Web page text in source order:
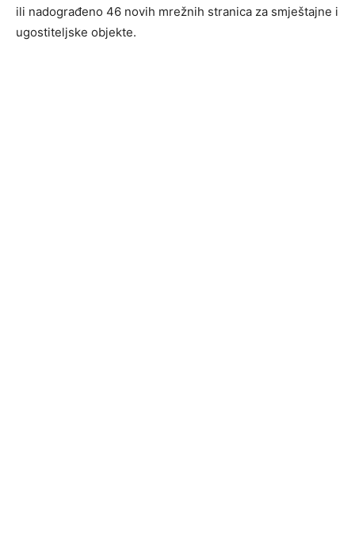
ili nadograđeno 46 novih mrežnih stranica za smještajne i
ugostiteljske objekte.